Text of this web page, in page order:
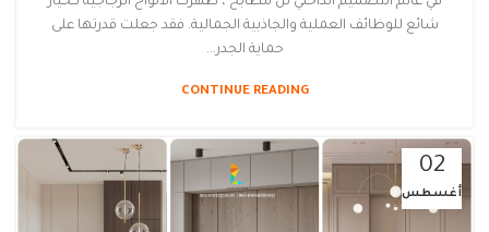
شائع للوظائف العملية والجاذبية الجمالية. فقد جعلت قدرتها على
حماية الجدر...
CONTINUE READING
02
أغسطس